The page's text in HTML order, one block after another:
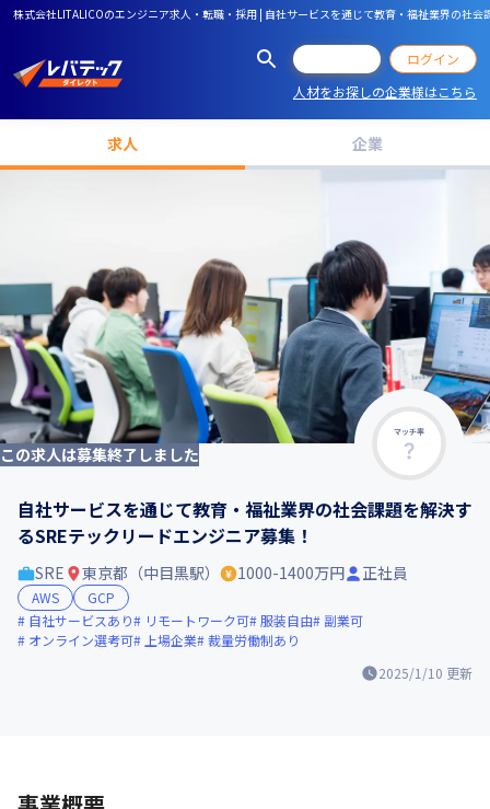
株式会社LITALICOのエンジニア求人・転職・採用 | 自社サービスを通じて教育・福祉業界の社
ログイン
人材をお探しの企業様はこちら
求人 企業
マッチ率
この求人は募集終了しました
自社サービスを通じて教育・福祉業界の社会課題を解決す
るSREテックリードエンジニア募集！
2025/1/10 更新
SRE 東京都（中目黒駅） 1000-1400万円 正社員
AWS
GCP
自社サービスあり
リモートワーク可 服装自由
副業可
オンライン選考可
上場企業 裁量労働制あり